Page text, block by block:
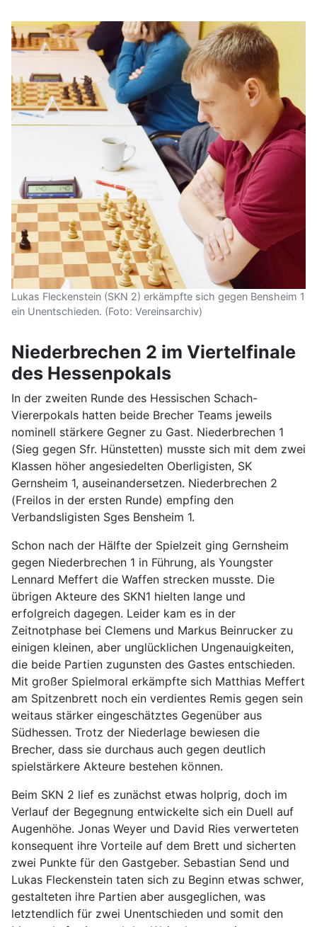
Lukas Fleckenstein (SKN 2) erkämpfte sich gegen Bensheim 1
ein Unentschieden. (Foto: Vereinsarchiv)
Niederbrechen 2 im Viertelfinale
des Hessenpokals
In der zweiten Runde des Hessischen Schach-
Viererpokals hatten beide Brecher Teams jeweils
nominell stärkere Gegner zu Gast. Niederbrechen 1
(Sieg gegen Sfr. Hünstetten) musste sich mit dem zwei
Klassen höher angesiedelten Oberligisten, SK
Gernsheim 1, auseinandersetzen. Niederbrechen 2
(Freilos in der ersten Runde) empfing den
Verbandsligisten Sges Bensheim 1.
Schon nach der Hälfte der Spielzeit ging Gernsheim
gegen Niederbrechen 1 in Führung, als Youngster
Lennard Meffert die Waffen strecken musste. Die
übrigen Akteure des SKN1 hielten lange und
erfolgreich dagegen. Leider kam es in der
Zeitnotphase bei Clemens und Markus Beinrucker zu
einigen kleinen, aber unglücklichen Ungenauigkeiten,
die beide Partien zugunsten des Gastes entschieden.
Mit großer Spielmoral erkämpfte sich Matthias Meffert
am Spitzenbrett noch ein verdientes Remis gegen sein
weitaus stärker eingeschätztes Gegenüber aus
Südhessen. Trotz der Niederlage bewiesen die
Brecher, dass sie durchaus auch gegen deutlich
spielstärkere Akteure bestehen können.
Beim SKN 2 lief es zunächst etwas holprig, doch im
Verlauf der Begegnung entwickelte sich ein Duell auf
Augenhöhe. Jonas Weyer und David Ries verwerteten
konsequent ihre Vorteile auf dem Brett und sicherten
zwei Punkte für den Gastgeber. Sebastian Send und
Lukas Fleckenstein taten sich zu Beginn etwas schwer,
gestalteten ihre Partien aber ausgeglichen, was
letztendlich für zwei Unentschieden und somit den